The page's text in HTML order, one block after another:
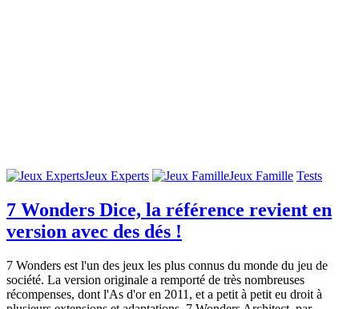
Jeux Experts Jeux Famille Tests
7 Wonders Dice, la référence revient en
version avec des dés !
7 Wonders est l'un des jeux les plus connus du monde du jeu de
société. La version originale a remporté de très nombreuses
récompenses, dont l'As d'or en 2011, et a petit à petit eu droit à